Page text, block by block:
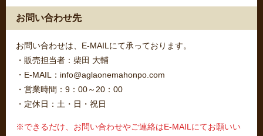
お問い合わせ先
お問い合わせは、E-MAILにて承っております。
・販売担当者：柴田 大輔
・E-MAIL：info@aglaonemahonpo.com
・営業時間：9：00～20：00
・定休日：土・日・祝日
※できるだけ、お問い合わせやご連絡はE-MAILにてお願いい